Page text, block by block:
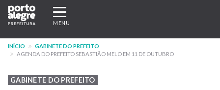
Pular
para
conteúdo
principal
Expandir/recolher
navegação
MENU
INÍCIO
GABINETE DO PREFEITO
AGENDA DO PREFEITO SEBASTIÃO MELO EM 11 DE OUTUBRO
GABINETE DO PREFEITO